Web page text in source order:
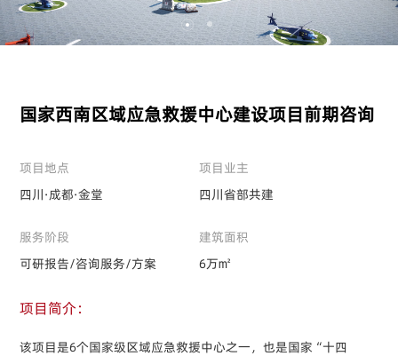
国家西南区域应急救援中心建设项目前期咨询
项目地点
四川·成都·金堂
项目业主
四川省部共建
服务阶段
可研报告/咨询服务/方案
建筑面积
6万㎡
项目简介：
该项目是6个国家级区域应急救援中心之一，也是国家“十四